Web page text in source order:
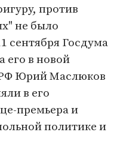
против
не было
сентября Госдума
его в новой
Юрий Маслюков
в его
премьера и
политике и